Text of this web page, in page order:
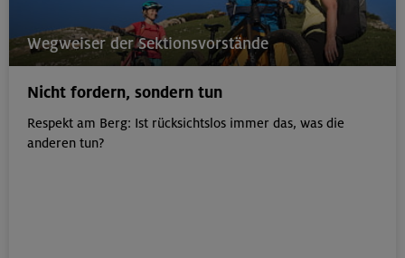
22.08.26
MTB-Tour rund um das Demeljoch
Wegweiser der Sektionsvorstände
Nicht fordern, sondern tun
Respekt am Berg: Ist rücksichtslos immer das, was die
anderen tun?